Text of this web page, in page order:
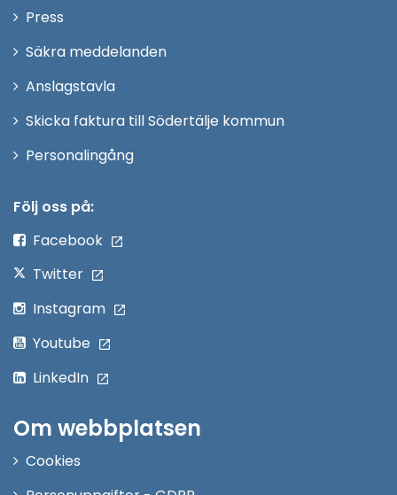
Press
fönster
Säkra meddelanden
Anslagstavla
Skicka faktura till Södertälje kommun
PersonalingångÖppna
Följ oss på:
Facebook
Twitter
Instagram
Youtube
LinkedIn
Om webbplatsen
Cookies